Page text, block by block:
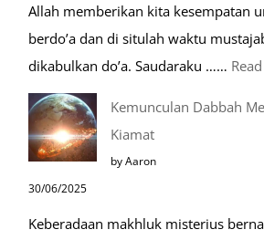
Umroh
Allah memberikan kita kesempatan
berdo’a dan di situlah waktu
dikabulkan do’a. Saudaraku ……
Kemunculan Dabbah
Kiamat
by Aaron
30/06/2025
Keberadaan makhluk misterius